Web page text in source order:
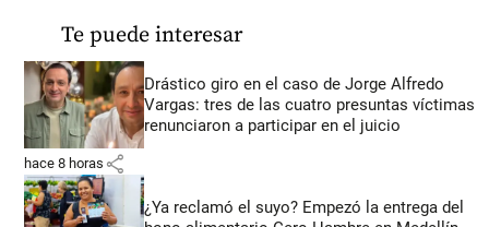
Te puede interesar
Drástico giro en el caso de Jorge Alfredo
Vargas: tres de las cuatro presuntas víctimas
renunciaron a participar en el juicio
hace 8 horas share
¿Ya reclamó el suyo? Empezó la entrega del